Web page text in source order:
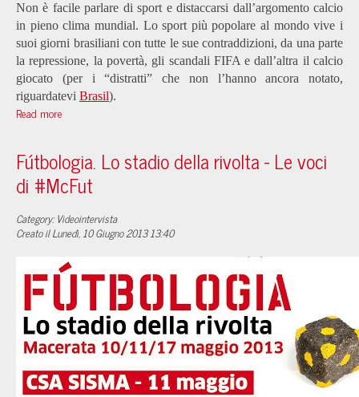
Non è facile parlare di sport e distaccarsi dall’argomento calcio
in pieno clima mundial. Lo sport più popolare al mondo vive i
suoi giorni brasiliani con tutte le sue contraddizioni, da una parte
la repressione, la povertà, gli scandali FIFA e dall’altra il calcio
giocato (per i “distratti” che non l’hanno ancora notato,
riguardatevi Brasil).
Read more
Fútbologia. Lo stadio della rivolta - Le voci
di #McFut
Category: Videointervista
Creato il Lunedì, 10 Giugno 2013 13:40